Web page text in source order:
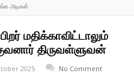
அடிகள்
மதிக்காவிட்டாலும்
திருவள்ளுவன்
2025 No Comment